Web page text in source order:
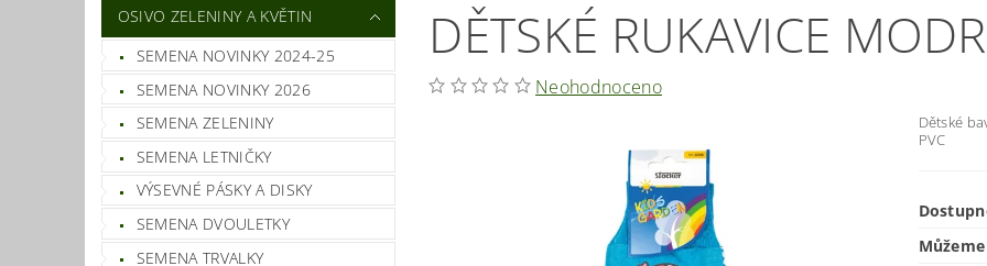
OSIVO ZELENINY A KVĚTIN
SEMENA NOVINKY 2024-25
SEMENA NOVINKY 2026
SEMENA ZELENINY
SEMENA LETNIČKY
VÝSEVNÉ PÁSKY A DISKY
SEMENA DVOULETKY
SEMENA TRVALKY
DĚTSKÉ RUKAVICE
Neohodnoceno
Dětské
PVC